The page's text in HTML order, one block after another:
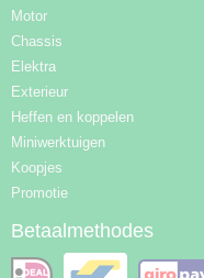
Motor
Chassis
Elektra
Exterieur
Heffen en koppelen
Miniwerktuigen
Koopjes
Promotie
Betaalmethodes